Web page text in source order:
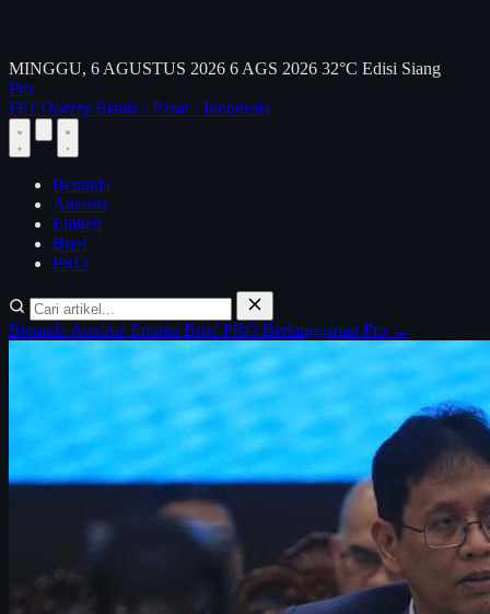
MINGGU, 6 AGUSTUS 2026 6 AGS 2026 32°C Edisi Siang
Pro
FEEDberry Bisnis · Pasar · Indonesia
Beranda
Analisis
Emiten
Brief
PRO
Beranda Analisis Emiten BriefPRO Berlangganan Pro →